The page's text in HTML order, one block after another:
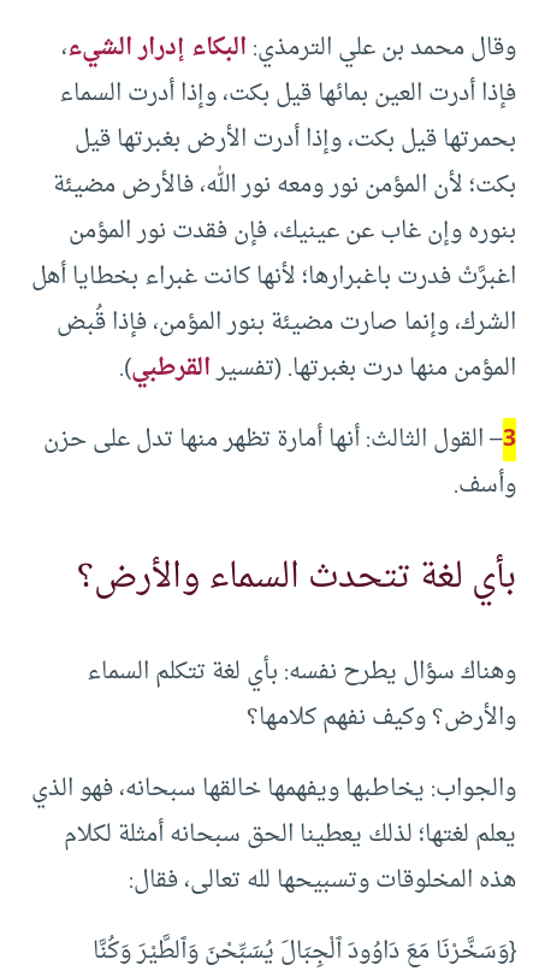
وقال محمد بن علي الترمذي:البكاء إدرار الشيء،
فإذا أدرت العين بمائها قيل بكت، وإذا أدرت السماء
بحمرتها قيل بكت، وإذا أدرت الأرض بغبرتها قيل
بكت؛ لأن المؤمن نور ومعه نور الله، فالأرض مضيئة
بنوره وإن غاب عن عينيك، فإن فقدت نور المؤمن
اغبرَّتْ فدرت باغبرارها؛ لأنها كانت غبراء بخطايا أهل
الشرك، وإنما صارت مضيئة بنور المؤمن، فإذا قُبض
المؤمن منها درت بغبرتها. (تفسيرالقرطبي).
3– القول الثالث: أنها أمارة تظهر منها تدل على حزن
وأسف.
بأي لغة تتحدث السماء والأرض؟
وهناك سؤال يطرح نفسه: بأي لغة تتكلم السماء
والأرض؟ وكيف نفهم كلامها؟
والجواب: يخاطبها ويفهمها خالقها سبحانه، فهو الذي
يعلم لغتها؛ لذلك يعطينا الحق سبحانه أمثلة لكلام
هذه المخلوقات وتسبيحها لله تعالى، فقال:
{وَسَخَّرْنَا مَعَ دَاوُودَ ٱلْجِبَالَ يُسَبِّحْنَ وَٱلطَّيْرَ وَكُنَّا